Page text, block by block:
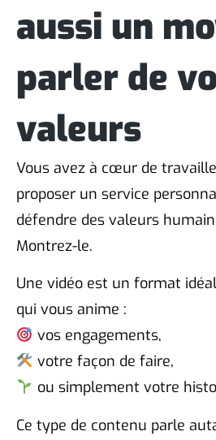
aussi un
parler de
valeurs
Vous avez à cœur de
proposer un service
défendre des valeurs
Montrez-le.
Une vidéo est un format
qui vous anime :
vos engagements,
votre façon de faire,
ou simplement votre
Ce type de contenu parle